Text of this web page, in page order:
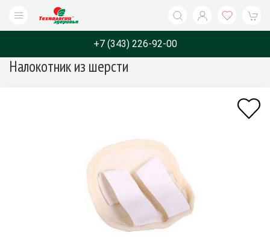
+7 (343) 226-92-00
Каталог Бренды
Налокотник из шерсти